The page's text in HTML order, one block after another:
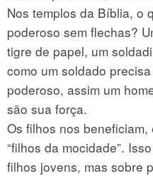
Nos templos da Bíblia, o
poderoso sem flechas?
tigre de papel, um
como um soldado
poderoso, assim um
são sua força.
Os filhos nos
“filhos da mocidade”.
filhos jovens, mas sobre